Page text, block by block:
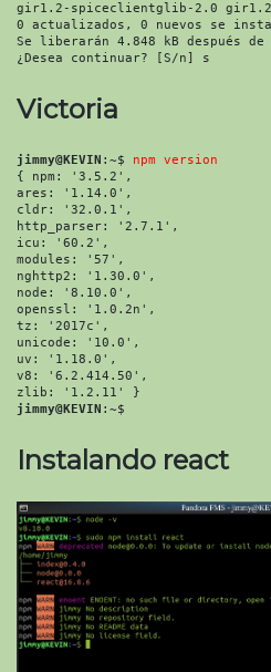
gir1.2-spiceclientglib-2.0
0 actualizados, 0 nuevos se
Se liberarán 4.848 kB después
¿Desea continuar? [S/n] s
Victoria
jimmy@KEVIN :~$ npm version
{ npm: '3.5.2',
ares: '1.14.0',
cldr: '32.0.1',
http_parser: '2.7.1',
icu: '60.2',
modules: '57',
nghttp2: '1.30.0',
node: '8.10.0',
openssl: '1.0.2n',
tz: '2017c',
unicode: '10.0',
uv: '1.18.0',
v8: '6.2.414.50',
zlib: '1.2.11' }
jimmy@KEVIN :~$
Instalando react